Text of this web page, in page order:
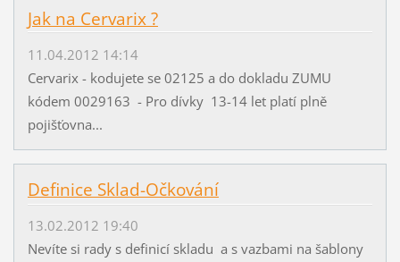
Jak na Cervarix ?
11.04.2012 14:14
Cervarix - kodujete se 02125 a do dokladu ZUMU
kódem 0029163 - Pro dívky 13-14 let platí plně
pojišťovna...
Definice Sklad-Očkování
13.02.2012 19:40
Nevíte si rady s definicí skladu a s vazbami na šablony